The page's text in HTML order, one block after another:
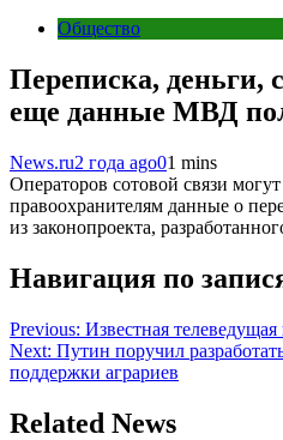
Общество
Переписка, деньги,
еще данные МВД
News.ru2 года ago01 mins
Операторов сотовой связи могут
правоохранителям данные о
из законопроекта,
Навигация по
Previous: Известная
Next: Путин поручил
поддержки аграриев
Related News